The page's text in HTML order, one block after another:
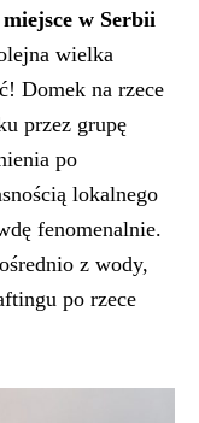
w Serbii
wielka
Domek na rzece
przez grupę
po
lokalnego
fenomenalnie.
z wody,
po rzece